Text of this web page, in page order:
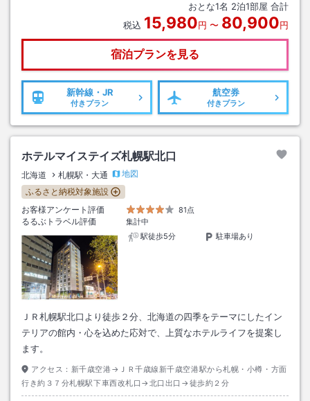
おとな1名 2泊1部屋 合計
税込 15,980円 〜 80,900円
宿泊プランを見る
新幹線・JR
付きプラン
航空券
付きプラン
ホテルマイステイズ札幌駅北口
北海道 札幌駅・大通
地図
ふるさと納税対象施設
お客様アンケート評価
81点
るるぶトラベル評価
集計中
駅徒歩5分
駐車場あり
ＪＲ札幌駅北口より徒歩２分、北海道の四季をテーマにしたイン
テリアの館内・心を込めた応対で、上質なホテルライフを提案し
ます。
アクセス： 新千歳空港→ＪＲ千歳線新千歳空港駅から札幌・小樽・方面
行き約３７分札幌駅下車西改札口→北口出口→徒歩約２分